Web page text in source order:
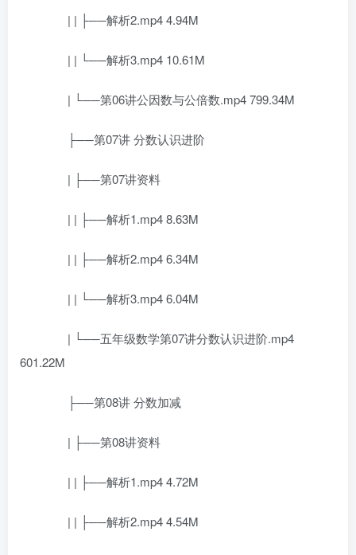
| | ├──解析2.mp4 4.94M
| | └──解析3.mp4 10.61M
| └──第06讲公因数与公倍数.mp4 799.34M
├──第07讲 分数认识进阶
| ├──第07讲资料
| | ├──解析1.mp4 8.63M
| | ├──解析2.mp4 6.34M
| | └──解析3.mp4 6.04M
| └──五年级数学第07讲分数认识进阶.mp4
601.22M
├──第08讲 分数加减
| ├──第08讲资料
| | ├──解析1.mp4 4.72M
| | ├──解析2.mp4 4.54M